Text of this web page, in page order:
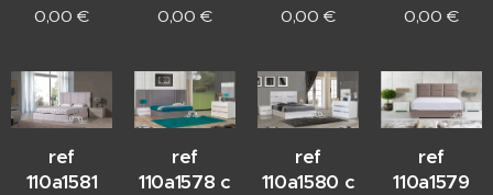
0,00 € 0,00 € 0,00 € 0,00 €
ref
110a1581
ref
110a1578 c
ref
110a1580 c
ref
110a1579